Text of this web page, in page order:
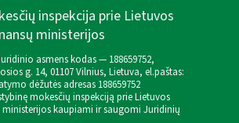
inspekcija prie Lietuvos
ministerijos
asmens kodas — 188659752,
g. 14, 01107 Vilnius, Lietuva, el.paštas:
dėžutės adresas 188659752
mokesčių inspekciją prie Lietuvos
ministerijos kaupiami ir saugomi Juridinių